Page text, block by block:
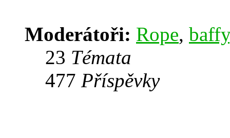
Moderátoři: Rope, baffy
23 Témata
477 Příspěvky